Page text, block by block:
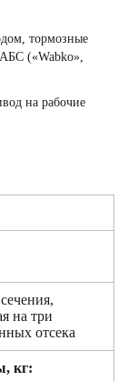
тормозные
(«Wabko»,
на рабочие
на три
отсека
кг: